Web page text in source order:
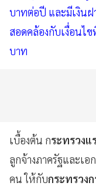
บาทต่อปี และมีเงิน
สอดคล้องกับเงื่อนไข
บาท
เบื้องต้น กระทรวงแ
ลูกจ้างภาครัฐและเอ
คน ให้กับกระทรวงก